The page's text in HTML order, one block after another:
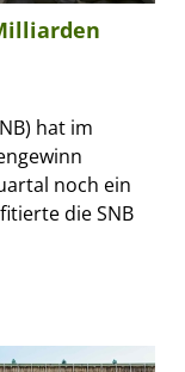
hat im
noch ein
die SNB